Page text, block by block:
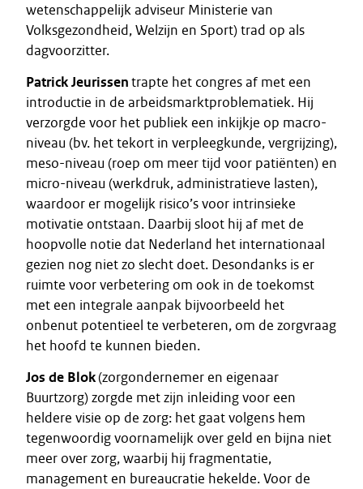
wetenschappelijk adviseur Ministerie van
Volksgezondheid, Welzijn en Sport) trad op als
dagvoorzitter.
Patrick Jeurissentrapte het congres af met een
introductie in de arbeidsmarktproblematiek. Hij
verzorgde voor het publiek een inkijkje op macro-
niveau (bv. het tekort in verpleegkunde, vergrijzing),
meso-niveau (roep om meer tijd voor patiënten) en
micro-niveau (werkdruk, administratieve lasten),
waardoor er mogelijk risico’s voor intrinsieke
motivatie ontstaan. Daarbij sloot hij af met de
hoopvolle notie dat Nederland het internationaal
gezien nog niet zo slecht doet. Desondanks is er
ruimte voor verbetering om ook in de toekomst
met een integrale aanpak bijvoorbeeld het
onbenut potentieel te verbeteren, om de zorgvraag
het hoofd te kunnen bieden.
Jos de Blok(zorgondernemer en eigenaar
Buurtzorg) zorgde met zijn inleiding voor een
heldere visie op de zorg: het gaat volgens hem
tegenwoordig voornamelijk over geld en bijna niet
meer over zorg, waarbij hij fragmentatie,
management en bureaucratie hekelde. Voor de